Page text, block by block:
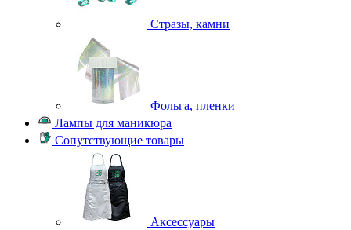
Стразы, камни
Фольга, пленки
Лампы для маникюра
Сопутствующие товары
Аксессуары